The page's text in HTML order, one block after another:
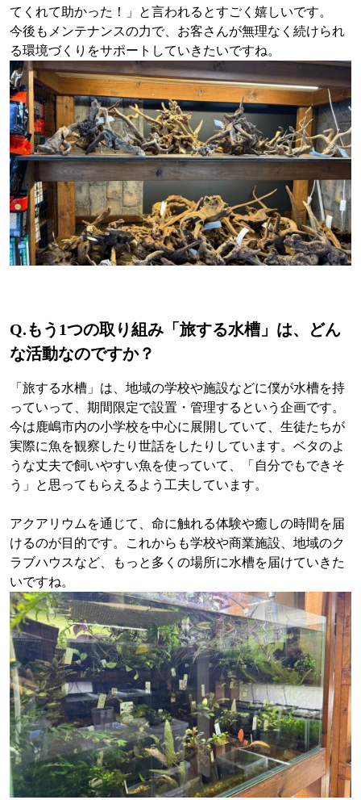
てくれて助かった！」と言われるとすごく嬉しいです。
今後もメンテナンスの力で、お客さんが無理なく続けられ
る環境づくりをサポートしていきたいですね。
Q.もう1つの取り組み「旅する水槽」は、どん
な活動なのですか？
「旅する水槽」は、地域の学校や施設などに僕が水槽を持
っていって、期間限定で設置・管理するという企画です。
今は鹿嶋市内の小学校を中心に展開していて、生徒たちが
実際に魚を観察したり世話をしたりしています。ベタのよ
うな丈夫で飼いやすい魚を使っていて、「自分でもできそ
う」と思ってもらえるよう工夫しています。
アクアリウムを通じて、命に触れる体験や癒しの時間を届
けるのが目的です。これからも学校や商業施設、地域のク
ラブハウスなど、もっと多くの場所に水槽を届けていきた
いですね。